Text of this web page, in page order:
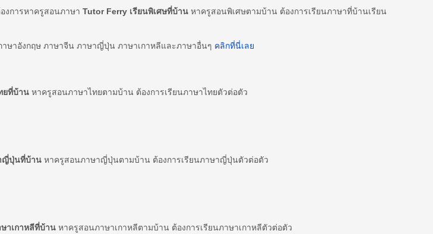
งการหาครูสอนภาษา Tutor Ferry เรียนพิเศษที่บ้าน หาครูสอนพิเศษตามบ้าน ต้องการเรียนภาษาที่บ้านเรียน
ษาอังกฤษ ภาษาจีน ภาษาญี่ปุ่น ภาษาเกาหลีและภาษาอื่นๆ คลิกที่นี่เลย
ยที่บ้าน หาครูสอนภาษาไทยตามบ้าน ต้องการเรียนภาษาไทยตัวต่อตัว
ญี่ปุ่นที่บ้าน หาครูสอนภาษาญี่ปุ่นตามบ้าน ต้องการเรียนภาษาญี่ปุ่นตัวต่อตัว
าเกาหลีที่บ้าน หาครูสอนภาษาเกาหลีตามบ้าน ต้องการเรียนภาษาเกาหลีตัวต่อตัว